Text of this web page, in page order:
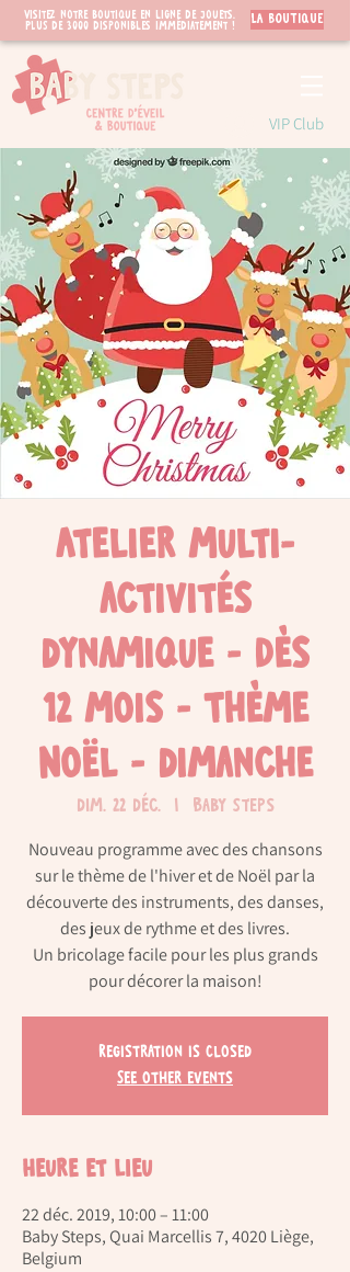
Visitez notre boutique en ligne de jouets.
PLUS de 3000 disponibles immédiatement !
LA BOUTIQUE
VIP Club
Atelier multi-
activités
dynamique - Dès
12 mois - Thème
Noël - dimanche
dim. 22 déc.
  |
Baby Steps
Nouveau programme avec des chansons
sur le thème de l'hiver et de Noël par la
découverte des instruments, des danses,
des jeux de rythme et des livres.
Un bricolage facile pour les plus grands
Registration is Closed
See other events
Heure et lieu
22 déc. 2019, 10:00 – 11:00
Baby Steps, Quai Marcellis 7, 4020 Liège,
Belgium